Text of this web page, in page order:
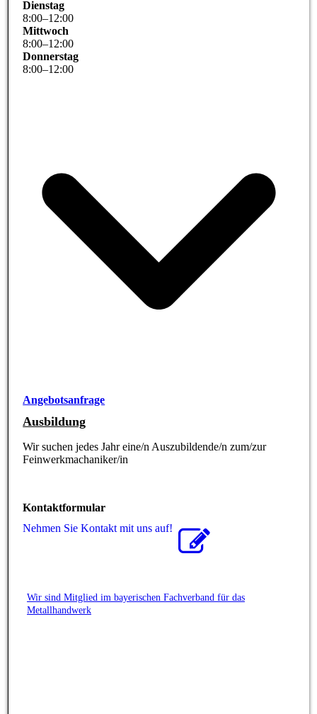
Dienstag
8:00–12:00
Mittwoch
8:00–12:00
Donnerstag
8:00–12:00
Angebotsanfrage
Ausbildung
Wir suchen jedes Jahr eine/n Auszubildende/n zum/zur
Feinwerkmachaniker/in
Kontaktformular
Nehmen Sie Kontakt mit uns auf!
Wir sind Mitglied im bayerischen Fachverband für das
Metallhandwerk